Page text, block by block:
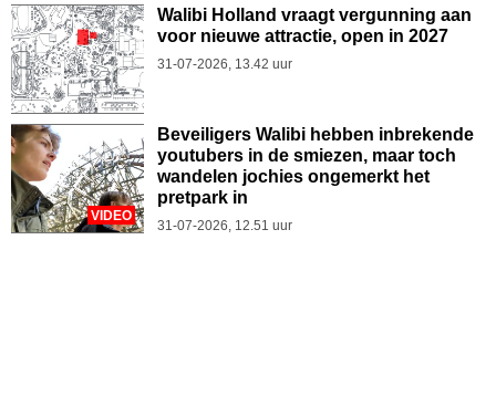
Walibi Holland vraagt vergunning aan
voor nieuwe attractie, open in 2027
31-07-2026, 13.42 uur
VIDEO
Beveiligers Walibi hebben inbrekende
youtubers in de smiezen, maar toch
wandelen jochies ongemerkt het
pretpark in
31-07-2026, 12.51 uur